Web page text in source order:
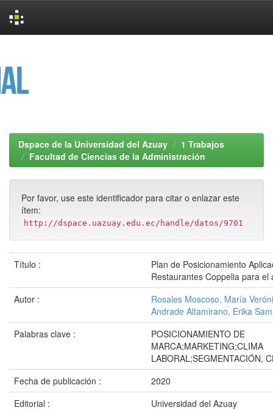
Dspace de la Universidad del Azuay
1 Trabajos
Facultad de Ciencias de la Administración
Por favor, use este identificador para citar o enlazar este
ítem:
http://dspace.uazuay.edu.ec/handle/datos/9701
Título :
Plan de Posicionamiento
Restaurantes Coppelia para el
Autor :
Rosales Moscoso, María
Andrade Altamirano, Erika
Palabras clave :
POSICIONAMIENTO DE
MARCA;MARKETING;CLIMA
LABORAL;SEGMENTACIÓN,
Fecha de publicación :
2020
Editorial :
Universidad del Azuay